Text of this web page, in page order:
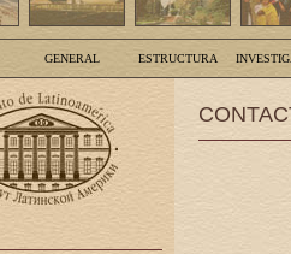
GENERAL ESTRUCTURA